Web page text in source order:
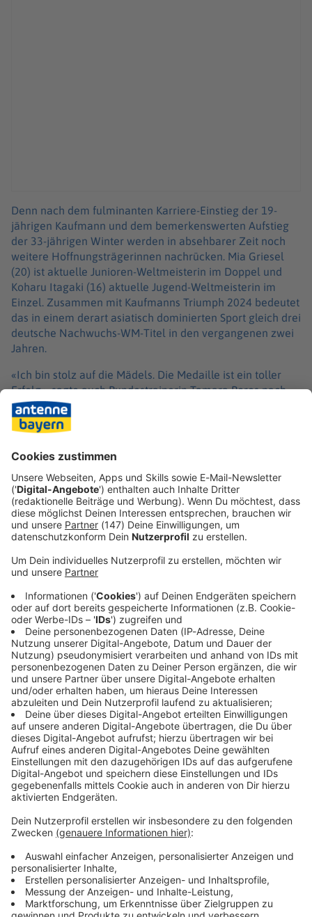
Denn nach dem fulminanten Karriere-Einstieg der 19-
jährigen Kaufmann und dem bemerkenswerten Aufstieg
der 33-jährigen Winter werden in absehbarer Zeit noch
weitere Hoffnungsträgerinnen nachrücken. Mia Griesel
(20) ist aktuelle Junioren-Weltmeisterin im Doppel und
Koharu Itagaki (16) aktuelle Jugend-Weltmeisterin im
Einzel. Zusammen mit Kaufmanns Triumph 2024 bedeutet
das in einem derart asiatisch dominierten Sport gleich drei
deutsche Nachwuchs-WM-Titel in den vergangenen zwei
Jahren.
«Ich bin stolz auf die Mädels. Die Medaille ist ein toller
Erfolg», sagte auch Bundestrainerin Tamara Boros nach
der Niederlage gegen Japan. «Ich habe immer gesagt: Ich
will, dass wir weitergehen. Bei dieser WM haben wir nur
gegen Japan verloren. Momentan sind sie noch besser als
wir. Aber wir arbeiten weiter und versuchen, bis Olympia
Immer auf dem Laufenden
bleiben!
Verpass' nichts mehr - mit unserem kostenlosen
ANTENNE BAYERN Newsletter. Ob Nachrichten,
Lifestyle oder unsere neuesten Aktionen - wir
informieren dich.
Zum Newsletter anmelden